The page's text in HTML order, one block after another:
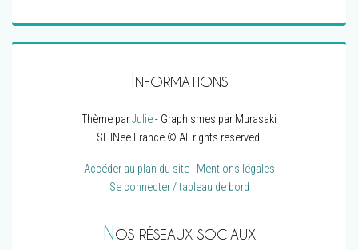
INFORMATIONS
Thème parJulie- Graphismes par Murasaki
SHINee France © All rights reserved.
Accéder au plan du site| Mentions légales
Se connecter / tableau de bord
NOS RÉSEAUX SOCIAUX